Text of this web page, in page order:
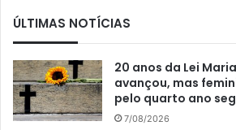
ÚLTIMAS NOTÍCIAS
20 anos da Lei
avançou, mas
pelo quarto ano
7/08/2026